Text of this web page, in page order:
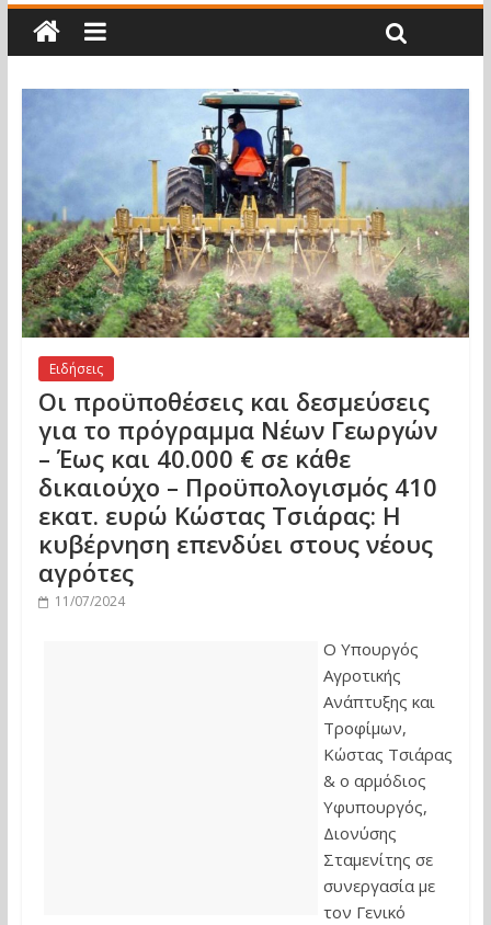
Ειδήσεις
Οι προϋποθέσεις και δεσμεύσεις
για το πρόγραμμα Νέων Γεωργών
– Έως και 40.000 € σε κάθε
δικαιούχο – Προϋπολογισμός 410
εκατ. ευρώ Κώστας Τσιάρας: Η
κυβέρνηση επενδύει στους νέους
αγρότες
11/07/2024
Ο Υπουργός
Αγροτικής
Ανάπτυξης και
Τροφίμων,
Κώστας Τσιάρας
& ο αρμόδιος
Υφυπουργός,
Διονύσης
Σταμενίτης σε
συνεργασία με
τον Γενικό